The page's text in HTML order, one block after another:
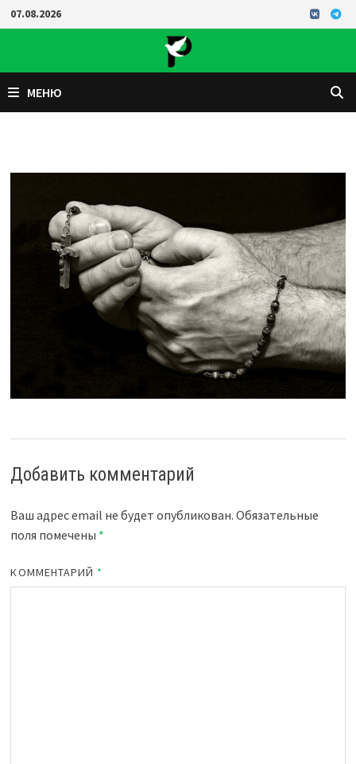
Перейти
к
07.08.2026
МЕНЮ
Добавить комментарий
Ваш адрес email не будет опубликован. Обязательные
поля помечены *
КОММЕНТАРИЙ *